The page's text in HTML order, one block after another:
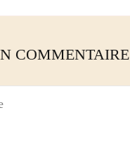
COMMENTAIRE